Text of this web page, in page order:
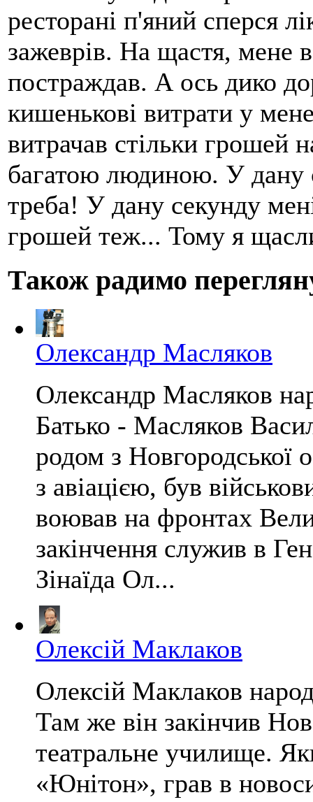
ресторані п'яний сперся
зажеврів. На щастя, мене
постраждав. А ось дико
кишенькові витрати у
витрачав стільки грошей
багатою людиною. У дану
треба! У дану секунду
грошей теж... Тому я
Також радимо
Олександр Масляков
Олександр Масляков
Батько - Масляков
родом з Новгородської
з авіацією, був
воював на фронтах
закінчення служив в
Зінаїда Ол...
Олексій Маклаков
Олексій Маклаков
Там же він закінчив
театральне училище.
«Юнітон», грав в